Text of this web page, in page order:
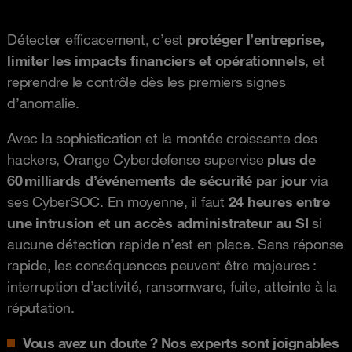
Détecter efficacement, c’est protéger l’entreprise,
limiter les impacts financiers et opérationnels, et
reprendre le contrôle dès les premiers signes
d’anomalie.
Avec la sophistication et la montée croissante des
hackers, Orange Cyberdefense superviseplus de
60 milliards d’événements de sécurité par jourvia
ses CyberSOC. En moyenne, il faut 24 heures entre
une intrusion et un accès administrateur au SI si
aucune détection rapide n’est en place. Sans réponse
rapide, les conséquences peuvent être majeures :
interruption d’activité, ransomware, fuite, atteinte à la
réputation.
Vous avez un doute ? Nos experts sont joignables